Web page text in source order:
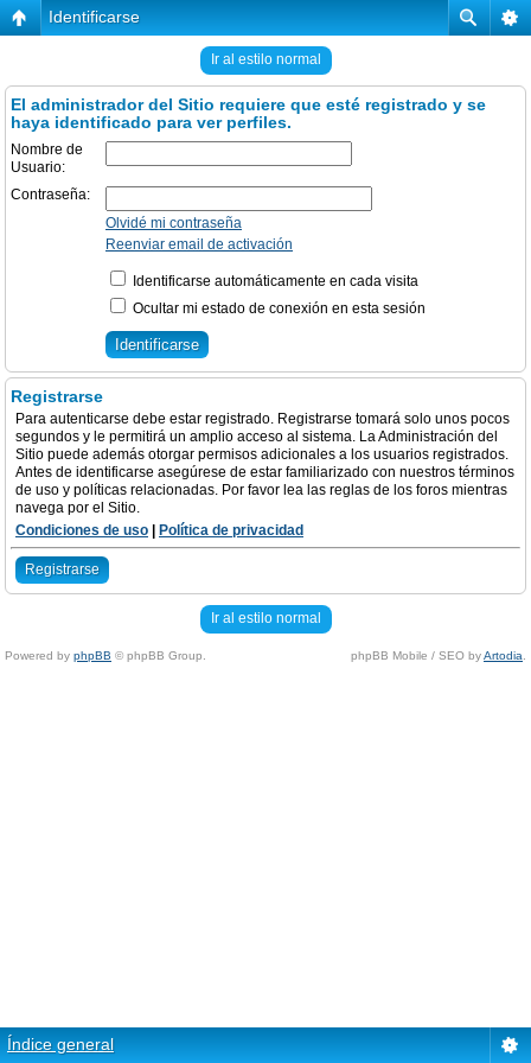
Identificarse
Ir al estilo normal
El administrador del Sitio requiere que esté registrado y se
haya identificado para ver perfiles.
Nombre de
Usuario:
Contraseña:
Olvidé mi contraseña
Reenviar email de activación
Identificarse automáticamente en cada visita
Ocultar mi estado de conexión en esta sesión
Registrarse
Para autenticarse debe estar registrado. Registrarse tomará solo unos pocos
segundos y le permitirá un amplio acceso al sistema. La Administración del
Sitio puede además otorgar permisos adicionales a los usuarios registrados.
Antes de identificarse asegúrese de estar familiarizado con nuestros términos
de uso y políticas relacionadas. Por favor lea las reglas de los foros mientras
navega por el Sitio.
Condiciones de uso
Política de privacidad
Registrarse
Ir al estilo normal
Powered by phpBB © phpBB Group. phpBB Mobile / SEO byArtodia
Índice general